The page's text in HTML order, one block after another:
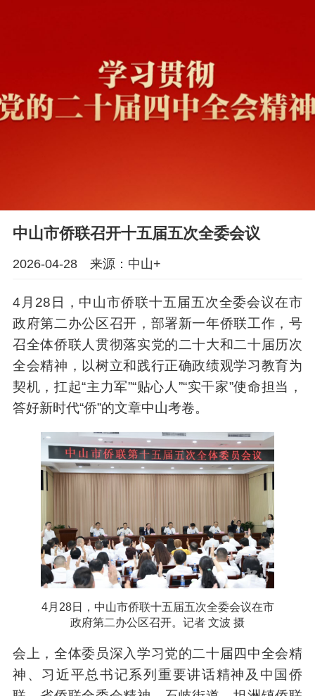
中山市侨联召开十五届五次全委会议
2026-04-28 来源：中山+
4月28日，中山市侨联十五届五次全委会议在市
政府第二办公区召开，部署新一年侨联工作，号
召全体侨联人贯彻落实党的二十大和二十届历次
全会精神，以树立和践行正确政绩观学习教育为
契机，扛起“主力军”“贴心人”“实干家”使命担当，
答好新时代“侨”的文章中山考卷。
4月28日，中山市侨联十五届五次全委会议在市
政府第二办公区召开。记者 文波 摄
会上，全体委员深入学习党的二十届四中全会精
神、习近平总书记系列重要讲话精神及中国侨